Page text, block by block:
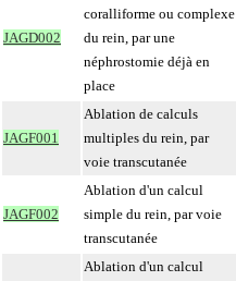
JAGD002
coralliforme ou complexe
du rein, par une
néphrostomie déjà en
place
JAGF001
Ablation de calculs
multiples du rein, par
voie transcutanée
JAGF002
Ablation d'un calcul
simple du rein, par voie
transcutanée
Ablation d'un calcul